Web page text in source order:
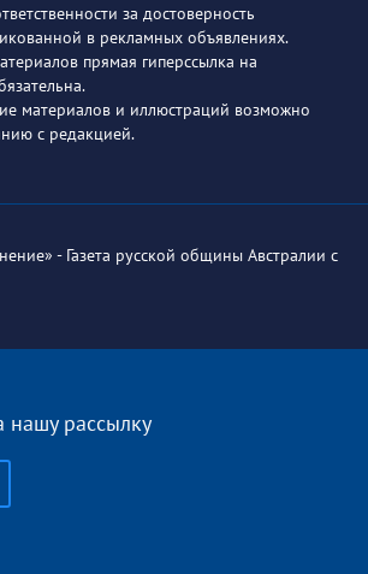
за достоверность
в рекламных объявлениях.
прямая гиперссылка на
материалов и иллюстраций возможно
с редакцией.
- Газета русской общины Австралии с
нашу рассылку